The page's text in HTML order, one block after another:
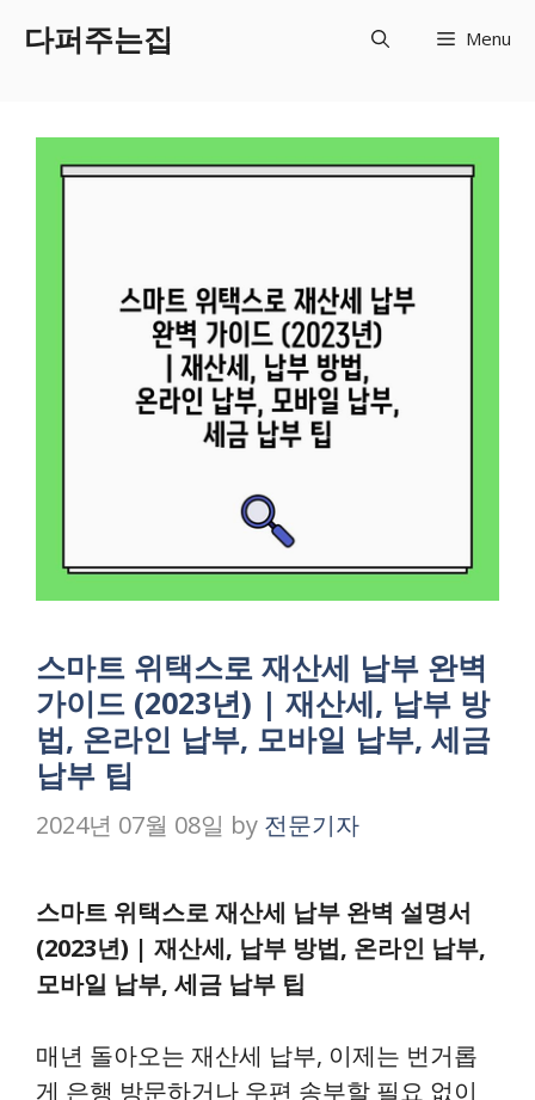
다퍼주는집 Menu
스마트 위택스로 재산세 납부 완벽
가이드 (2023년) | 재산세, 납부 방
법, 온라인 납부, 모바일 납부, 세금
납부 팁
2024년 07월 08일 by 전문기자
스마트 위택스로 재산세 납부 완벽 설명서
(2023년) | 재산세, 납부 방법, 온라인 납부,
모바일 납부, 세금 납부 팁
매년 돌아오는 재산세 납부, 이제는 번거롭
게 은행 방문하거나 우편 송부할 필요 없이